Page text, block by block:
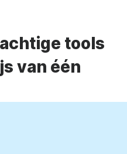
tools
van één